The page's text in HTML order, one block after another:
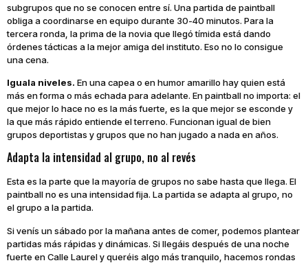
subgrupos que no se conocen entre sí. Una partida de paintball
obliga a coordinarse en equipo durante 30-40 minutos. Para la
tercera ronda, la prima de la novia que llegó tímida está dando
órdenes tácticas a la mejor amiga del instituto. Eso no lo consigue
una cena.
Iguala niveles. En una capea o en humor amarillo hay quien está
más en forma o más echada para adelante. En paintball no importa: el
que mejor lo hace no es la más fuerte, es la que mejor se esconde y
la que más rápido entiende el terreno. Funcionan igual de bien
grupos deportistas y grupos que no han jugado a nada en años.
Adapta la intensidad al grupo, no al revés
Esta es la parte que la mayoría de grupos no sabe hasta que llega. El
paintball no es una intensidad fija. La partida se adapta al grupo, no
el grupo a la partida.
Si venís un sábado por la mañana antes de comer, podemos plantear
partidas más rápidas y dinámicas. Si llegáis después de una noche
fuerte en Calle Laurel y queréis algo más tranquilo, hacemos rondas